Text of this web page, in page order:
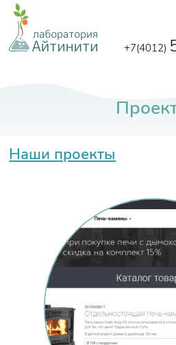
Перейти к основному содержанию
+7(4012)
Наши проекты